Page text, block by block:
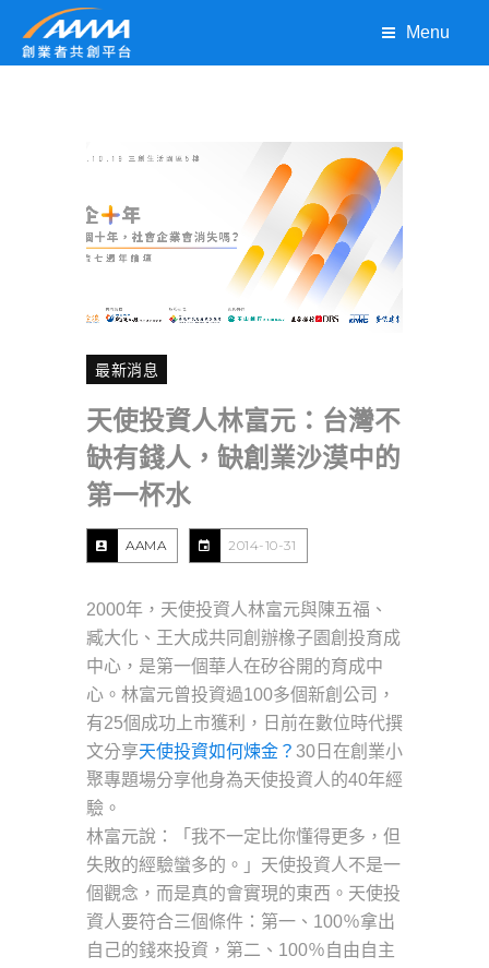
Menu
最新消息
天使投資人林富元：台灣不
缺有錢人，缺創業沙漠中的
第一杯水
AAMA 2014-10-31
2000年，天使投資人林富元與陳五福、
臧大化、王大成共同創辦橡子園創投育成
中心，是第一個華人在矽谷開的育成中
心。林富元曾投資過100多個新創公司，
有25個成功上市獲利，日前在數位時代撰
文分享天使投資如何煉金？ 30日在創業小
聚專題場分享他身為天使投資人的40年經
驗。
林富元說：「我不一定比你懂得更多，但
失敗的經驗蠻多的。」天使投資人不是一
個觀念，而是真的會實現的東西。天使投
資人要符合三個條件：第一、100％拿出
自己的錢來投資，第二、100％自由自主